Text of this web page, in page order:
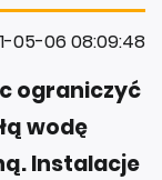
05-06 08:09:48
ograniczyć
wodę
Instalacje